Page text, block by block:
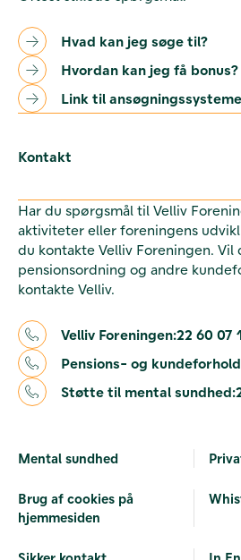
Hvad kan jeg søge til?
Hvordan kan jeg få bonus?
Link til
Kontakt
Har du spørgsmål til Velliv
aktiviteter eller foreningens
du kontakte Velliv Foreningen. Vil
pensionsordning og andre
kontakte Velliv.
Velliv Foreningen:22 60 07
Pensions- og
Støtte til mental sundhed:
Mental sundhed
Brug af cookies på
hjemmesiden